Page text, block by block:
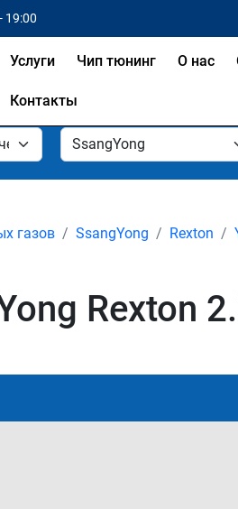
19:00
Услуги Чип тюнинг О нас
Контакты
газов SsangYong Rexton
Rexton